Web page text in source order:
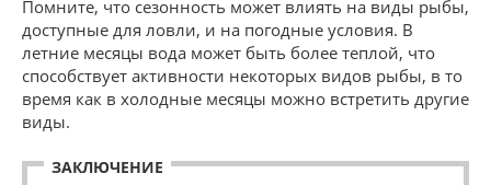
Помните, что сезонность может влиять на виды рыбы,
доступные для ловли, и на погодные условия. В
летние месяцы вода может быть более теплой, что
способствует активности некоторых видов рыбы, в то
время как в холодные месяцы можно встретить другие
виды.
ЗАКЛЮЧЕНИЕ